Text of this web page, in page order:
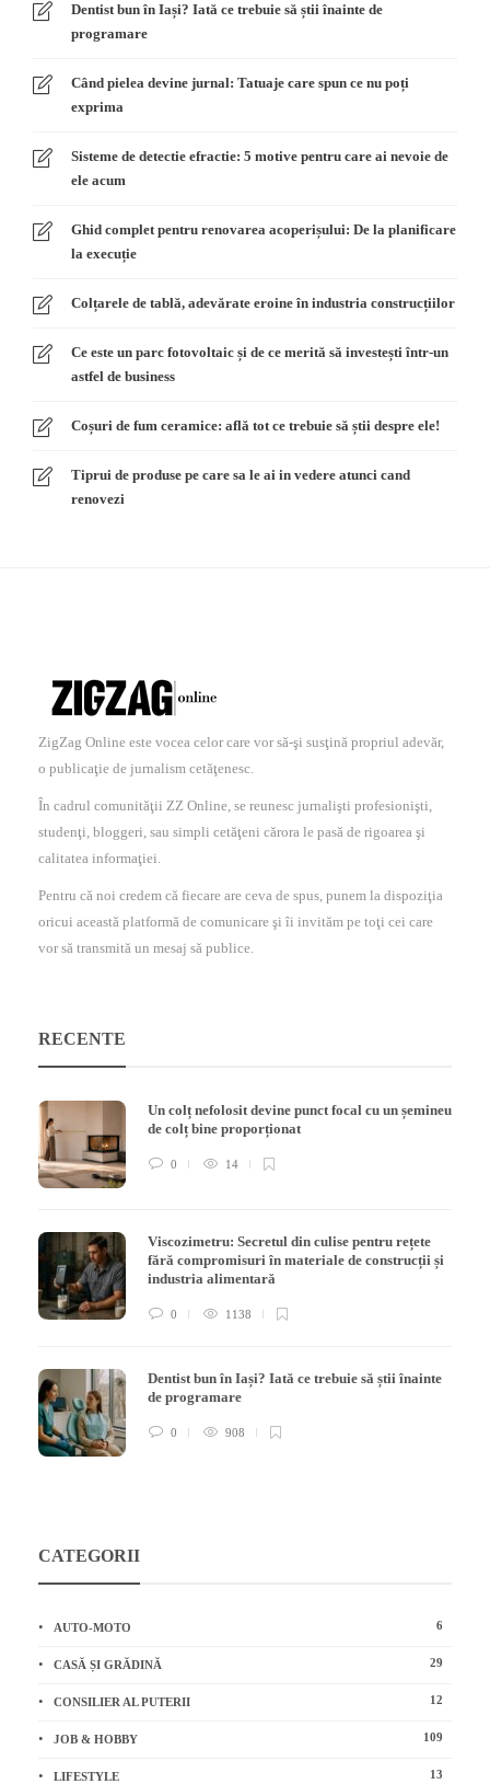
Dentist bun în Iași? Iată ce trebuie să știi înainte de
programare
Când pielea devine jurnal: Tatuaje care spun ce nu poți
exprima
Sisteme de detectie efractie: 5 motive pentru care ai nevoie de
ele acum
Ghid complet pentru renovarea acoperișului: De la planificare
la execuție
Colțarele de tablă, adevărate eroine în industria construcțiilor
Ce este un parc fotovoltaic și de ce merită să investești într-un
astfel de business
Coșuri de fum ceramice: află tot ce trebuie să știi despre ele!
Tiprui de produse pe care sa le ai in vedere atunci cand
renovezi
ZigZag Online este vocea celor care vor să-şi susţină propriul adevăr,
o publicaţie de jurnalism cetăţenesc.
În cadrul comunităţii ZZ Online, se reunesc jurnalişti profesionişti,
studenţi, bloggeri, sau simpli cetăţeni cărora le pasă de rigoarea şi
calitatea informaţiei.
Pentru că noi credem că fiecare are ceva de spus, punem la dispoziţia
oricui această platformă de comunicare şi îi invităm pe toţi cei care
vor să transmită un mesaj să publice.
RECENTE
Un colț nefolosit devine punct focal cu un șemineu
de colț bine proporționat
0 14
Viscozimetru: Secretul din culise pentru rețete
fără compromisuri în materiale de construcții și
industria alimentară
0 1138
Dentist bun în Iași? Iată ce trebuie să știi înainte
de programare
0 908
CATEGORII
AUTO-MOTO 6
CASĂ ȘI GRĂDINĂ 29
CONSILIER AL PUTERII 12
JOB & HOBBY 109
LIFESTYLE 13